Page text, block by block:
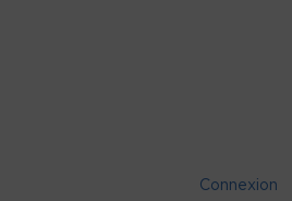
Connexion